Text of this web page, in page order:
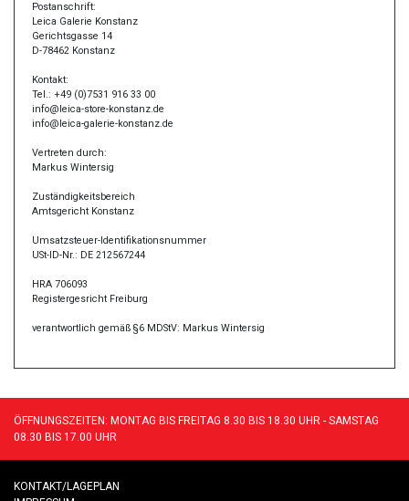
Postanschrift:
Leica Galerie Konstanz
Gerichtsgasse 14
D-78462 Konstanz
Kontakt:
Tel.: +49 (0)7531 916 33 00
info@leica-store-konstanz.de
info@leica-galerie-konstanz.de
Vertreten durch:
Markus Wintersig
Zuständigkeitsbereich
Amtsgericht Konstanz
Umsatzsteuer-Identifikationsnummer
USt-ID-Nr.: DE 212567244
HRA 706093
Registergesricht Freiburg
verantwortlich gemäß §6 MDStV: Markus Wintersig
ÖFFNUNGSZEITEN: MONTAG BIS FREITAG 8.30 BIS 18.30 UHR - SAMSTAG
08.30 BIS 17.00 UHR
KONTAKT/LAGEPLAN